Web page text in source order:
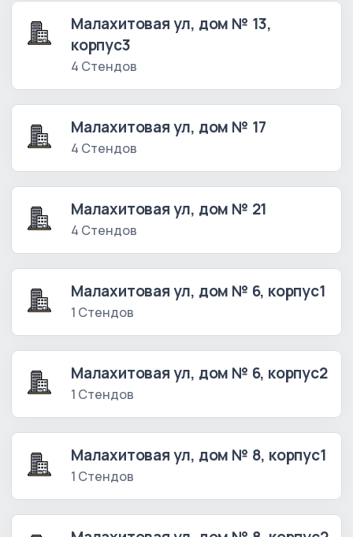
Малахитовая ул, дом № 13,
корпус3
4 Стендов
Малахитовая ул, дом № 17
4 Стендов
Малахитовая ул, дом № 21
4 Стендов
Малахитовая ул, дом № 6, корпус1
1 Стендов
Малахитовая ул, дом № 6, корпус2
1 Стендов
Малахитовая ул, дом № 8, корпус1
1 Стендов